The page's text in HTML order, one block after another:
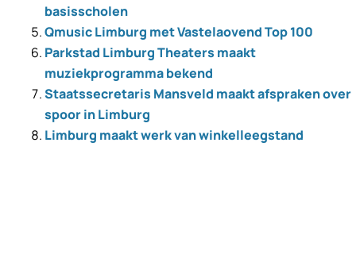
basisscholen
Qmusic Limburg met Vastelaovend Top 100
Parkstad Limburg Theaters maakt
muziekprogramma bekend
Staatssecretaris Mansveld maakt afspraken over
spoor in Limburg
Limburg maakt werk van winkelleegstand